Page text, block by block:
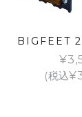
BIGFEET
¥
(税込¥